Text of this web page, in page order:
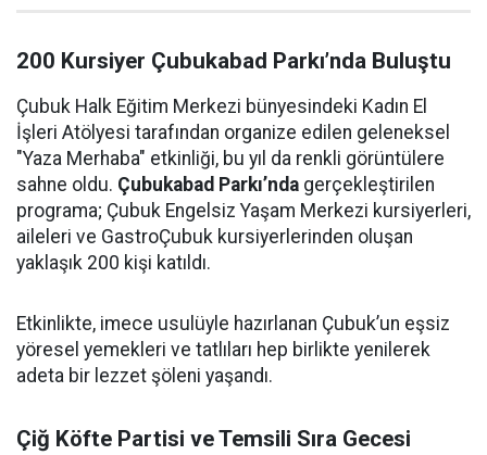
200 Kursiyer Çubukabad Parkı’nda Buluştu
Çubuk Halk Eğitim Merkezi bünyesindeki Kadın El
İşleri Atölyesi tarafından organize edilen geleneksel
"Yaza Merhaba" etkinliği, bu yıl da renkli görüntülere
sahne oldu. Çubukabad Parkı’nda gerçekleştirilen
programa; Çubuk Engelsiz Yaşam Merkezi kursiyerleri,
aileleri ve GastroÇubuk kursiyerlerinden oluşan
yaklaşık 200 kişi katıldı.
Etkinlikte, imece usulüyle hazırlanan Çubuk’un eşsiz
yöresel yemekleri ve tatlıları hep birlikte yenilerek
adeta bir lezzet şöleni yaşandı.
Çiğ Köfte Partisi ve Temsili Sıra Gecesi